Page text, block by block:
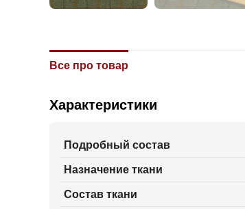
Все про товар
Характеристики
Подробный состав
Назначение ткани
Состав ткани